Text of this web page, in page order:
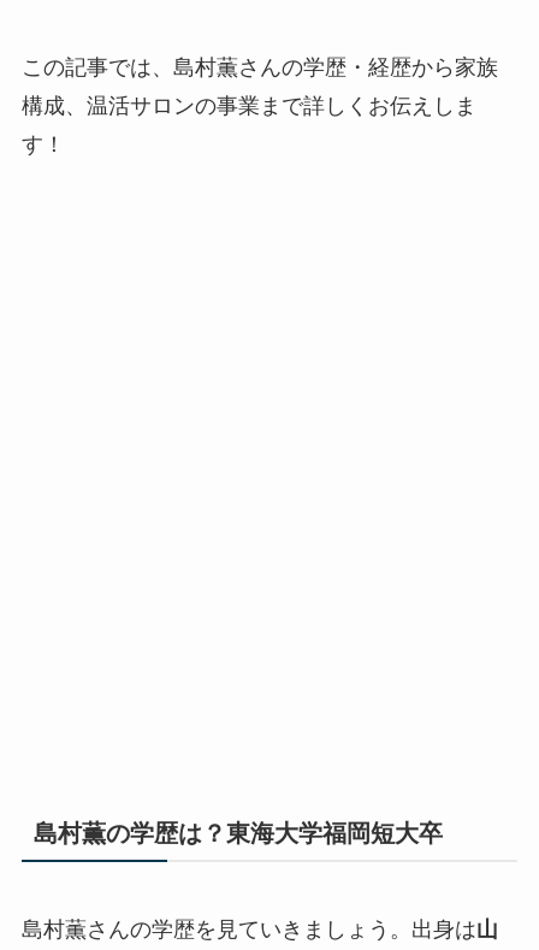
この記事では、 島村薫さんの学歴・経歴から家族
構成、温活サロンの事業まで詳しくお伝えしま
す！
島村薫の学歴は？東海大学福岡短大卒
島村薫さんの学歴を見ていきましょう。出身は山